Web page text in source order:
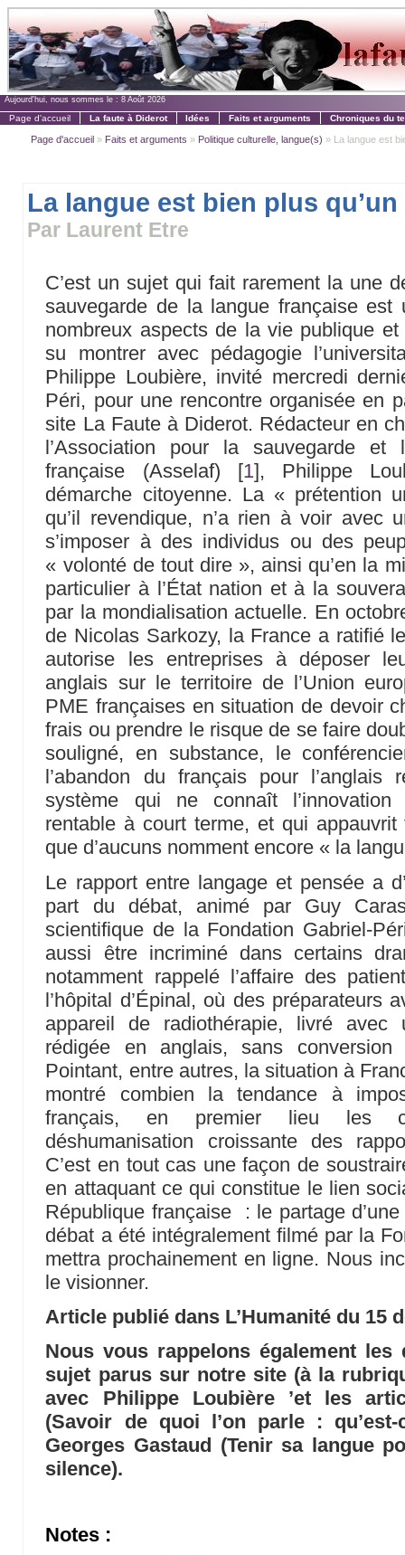
Aujourd'hui, nous sommes le : 8 Août 2026
Page d'accueil La faute à Diderot Idées Faits et arguments Chroniques du
Page d'accueil » Faits et arguments » Politique culturelle, langue(s) » La langue est
La langue est bien plus
Par Laurent Etre
C’est un sujet qui fait rarement la une
sauvegarde de la langue française
nombreux aspects de la vie publique et
su montrer avec pédagogie
Philippe Loubière, invité mercredi
Péri, pour une rencontre organisée en
site La Faute à Diderot. Rédacteur en
l’Association pour la sauvegarde et
française (Asselaf) [1], Philippe
démarche citoyenne. La « prétention
qu’il revendique, n’a rien à voir avec
s’imposer à des individus ou des
« volonté de tout dire », ainsi qu’en la
particulier à l’État nation et à la
par la mondialisation actuelle. En
de Nicolas Sarkozy, la France a ratifié
autorise les entreprises à déposer
anglais sur le territoire de l’Union
PME françaises en situation de devoir
frais ou prendre le risque de se faire
souligné, en substance, le
l’abandon du français pour l’anglais
système qui ne connaît l’innovation
rentable à court terme, et qui
que d’aucuns nomment encore « la
Le rapport entre langage et pensée a
part du débat, animé par Guy
scientifique de la Fondation Gabriel-
aussi être incriminé dans certains
notamment rappelé l’affaire des
l’hôpital d’Épinal, où des préparateurs
appareil de radiothérapie, livré avec
rédigée en anglais, sans
Pointant, entre autres, la situation à
montré combien la tendance à
français, en premier lieu les
déshumanisation croissante des
C’est en tout cas une façon de
en attaquant ce qui constitue le lien
République française : le partage
débat a été intégralement filmé par la
mettra prochainement en ligne. Nous
le visionner.
Article publié dans L’Humanité du 15
Nous vous rappelons également
sujet parus sur notre site (à la
avec Philippe Loubière ’et les
(Savoir de quoi l’on parle :
Georges Gastaud (Tenir sa langue
silence).
Notes :